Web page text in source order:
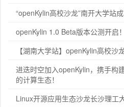
“openKylin高校沙龙”南开大学站
openKylin 1.0 Beta版本公测开启！
【湖南大学站】openKylin高校沙
进迭时空加入openKylin，携手
的计算生态！
Linux开源应用生态沙龙长沙理工